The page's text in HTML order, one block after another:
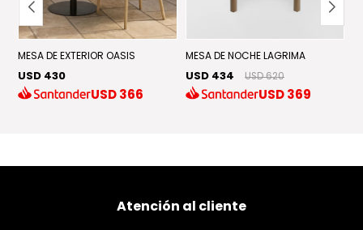
MESA DE EXTERIOR OASIS
USD 430
USD366
MESA DE NOCHE LAGRIMA
USD 434 USD 620
USD369
Atención al cliente